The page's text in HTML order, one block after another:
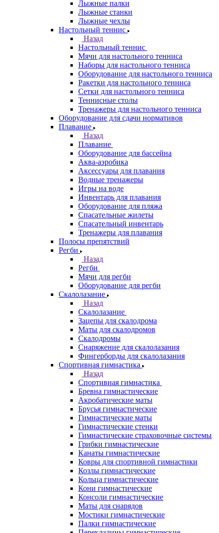
Лыжные палки
Лыжные станки
Лыжные чехлы
Настольный теннис
Назад
Настольный теннис
Мячи для настольного тенниса
Наборы для настольного тенниса
Оборудование для настольного тенниса
Ракетки для настольного тенниса
Сетки для настольного тенниса
Теннисные столы
Тренажеры для настольного тенниса
Оборудование для сдачи нормативов
Плавание
Назад
Плавание
Оборудование для бассейна
Аква-аэробика
Аксессуары для плавания
Водные тренажеры
Игры на воде
Инвентарь для плавания
Оборудование для пляжа
Спасательные жилеты
Спасательный инвентарь
Тренажеры для плавания
Полосы препятствий
Регби
Назад
Регби
Мячи для регби
Оборудование для регби
Скалолазание
Назад
Скалолазание
Зацепы для скалодрома
Маты для скалодромов
Скалодромы
Снаряжение для скалолазания
Фингерборды для скалолазания
Спортивная гимнастика
Назад
Спортивная гимнастика
Бревна гимнастические
Акробатические маты
Брусья гимнастические
Гимнастические маты
Гимнастические стенки
Гимнастические страховочные системы
Грибки гимнастические
Канаты гимнастические
Ковры для спортивной гимнастики
Козлы гимнастические
Кольца гимнастические
Кони гимнастические
Консоли гимнастические
Маты для снарядов
Мостики гимнастические
Палки гимнастические